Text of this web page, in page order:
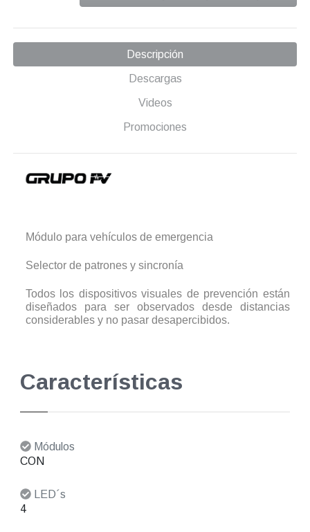
Descripción
Descargas
Videos
Promociones
Módulo para vehículos de emergencia
Selector de patrones y sincronía
Todos los dispositivos visuales de prevención están
diseñados para ser observados desde distancias
considerables y no pasar desapercibidos.
Características
Módulos
CON
LED´s
4